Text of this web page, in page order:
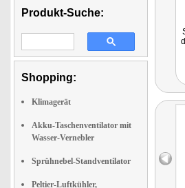
Produkt-Suche:
Shopping:
Klimagerät
Akku-Taschenventilator mit
Wasser-Vernebler
Sprühnebel-Standventilator
Peltier-Luftkühler,